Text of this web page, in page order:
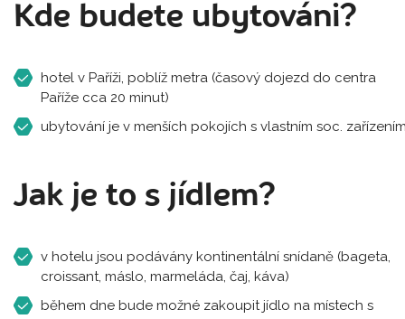
Kde budete ubytováni?
hotel v Paříži, poblíž metra (časový dojezd do centra
Paříže cca 20 minut)
ubytování je v menších pokojích s vlastním soc.
Jak je to s jídlem?
v hotelu jsou podávány kontinentální snídaně (bageta,
croissant, máslo, marmeláda, čaj, káva)
během dne bude možné zakoupit jídlo na místech s